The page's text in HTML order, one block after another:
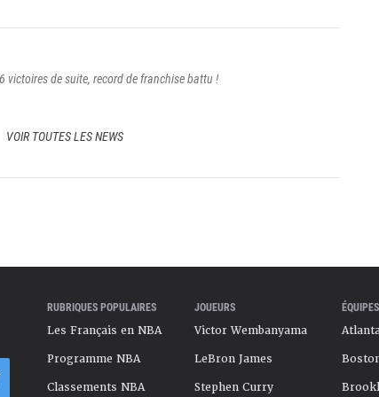
victoires de suite, record de franchise battu !
VOIR TOUTES LES NEWS
RUBRIQUES POPULAIRES
Les Français en NBA
Programme NBA
Classements NBA
JOUEURS
Victor Wembanyama
LeBron James
Stephen Curry
ÉQUIPES